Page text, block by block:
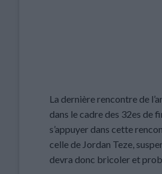
La dernière rencontre de
dans le cadre des 32es de
s’appuyer dans cette
celle de Jordan Teze,
devra donc bricoler et